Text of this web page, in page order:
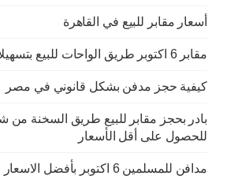
أسعار مقابر للبيع في القاهرة
مقابر 6 اكتوبر طريق الواحات للبيع بتسهيلات في السداد
كيفية حجز مدفن بشكل قانوني في مصر
بادر بحجز مقابر للبيع طريق السخنة من
للحصول على أقل الأسعار
مدافن للمسلمين 6 اكتوبر بأفضل الاسعار